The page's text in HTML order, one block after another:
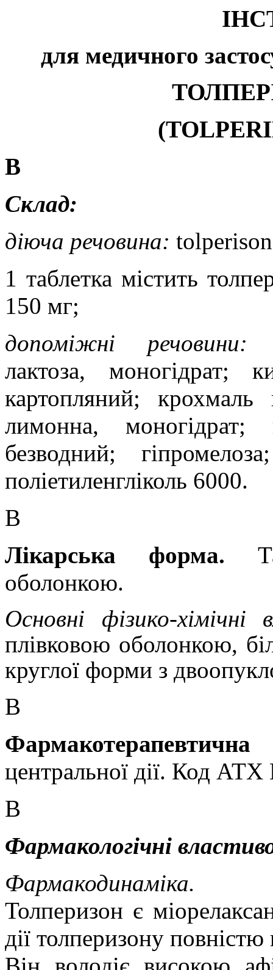
для медичного
(
В
Склад:
діюча речовина:
1 таблетка містить
150 мг;
допоміжні речовини:
лактоза, моногідрат;
картопляний; крохмаль
лимонна, моногідрат;
безводний;
поліетиленгліколь 6000.
В
Лікарська форма.
оболонкою.
Основні фізико-хімічні
плівковою оболонкою,
круглої форми з
В
центральної дії. Код
В
Фармакологічні
Фармакодинаміка.
Толперизон є
дії толперизону